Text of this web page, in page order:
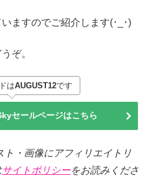
ますのでご紹介します(･_･)
ぞ。
はAUGUST12です
セールページはこちら
・画像にアフィリエイトリ
サイトポリシーをお読みくださ